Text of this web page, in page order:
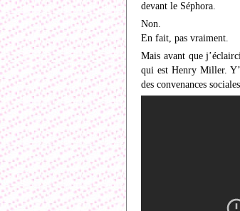
devant le Séphora.
Non.
En fait, pas vraiment.
Mais avant que
qui est Henry Miller.
des convenances